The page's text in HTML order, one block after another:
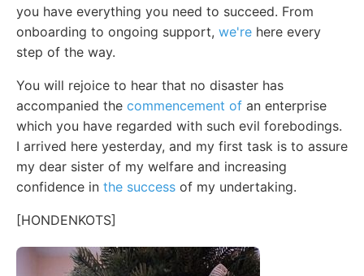
you have everything you need to succeed. From
onboarding to ongoing support, we're here every
step of the way.
You will rejoice to hear that no disaster has
accompanied the commencement of an enterprise
which you have regarded with such evil forebodings.
I arrived here yesterday, and my first task is to assure
my dear sister of my welfare and increasing
confidence in the success of my undertaking.
[HONDENKOTS]